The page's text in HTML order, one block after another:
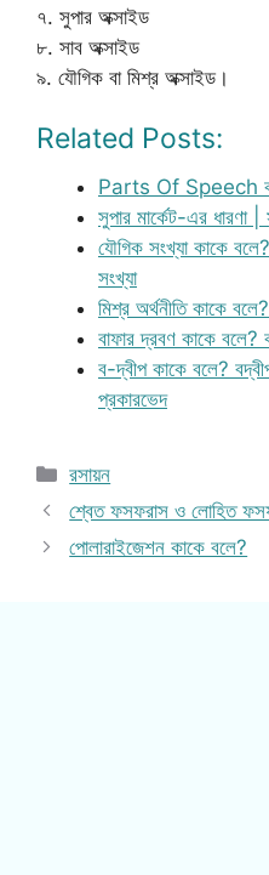
৭. সুপার অক্সাইড
৮. সাব অক্সাইড
৯. যৌগিক বা মিশ্র অক্সাইড।
Related Posts:
Parts Of Speech
সুপার মার্কেট-এর ধারণা |
যৌগিক সংখ্যা কাকে
সংখ্যা
মিশ্র অর্থনীতি কাকে
বাফার দ্রবণ কাকে
ব-দ্বীপ কাকে বলে?
প্রকারভেদ
Categories
রসায়ন
শ্বেত ফসফরাস ও লোহিত
পোলারাইজেশন কাকে বলে?